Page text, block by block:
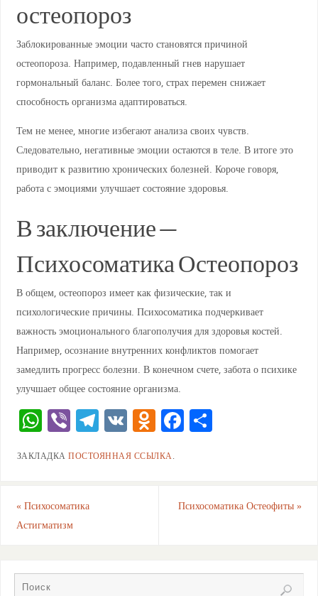
остеопороз
Заблокированные эмоции часто становятся причиной
остеопороза. Например, подавленный гнев нарушает
гормональный баланс. Более того, страх перемен снижает
способность организма адаптироваться.
Тем не менее, многие избегают анализа своих чувств.
Следовательно, негативные эмоции остаются в теле. В итоге это
приводит к развитию хронических болезней. Короче говоря,
работа с эмоциями улучшает состояние здоровья.
В заключение —
Психосоматика Остеопороз
В общем, остеопороз имеет как физические, так и
психологические причины. Психосоматика подчеркивает
важность эмоционального благополучия для здоровья костей.
Например, осознание внутренних конфликтов помогает
замедлить прогресс болезни. В конечном счете, забота о психике
улучшает общее состояние организма.
W
at
A
p
Vi
er
T
e
V O
n
ni
F
b
k
О
ть
ЗАКЛАДКАПОСТОЯННАЯ ССЫЛКА.
«Психосоматика
Астигматизм
Психосоматика Остеофиты»